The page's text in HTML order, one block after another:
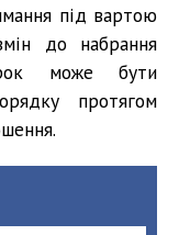
під вартою
до набрання
може бути
протягом